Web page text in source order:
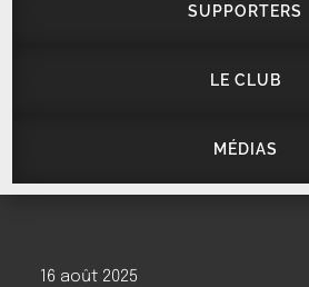
SUPPORTERS
LE CLUB
MÉDIAS
16 août 2025